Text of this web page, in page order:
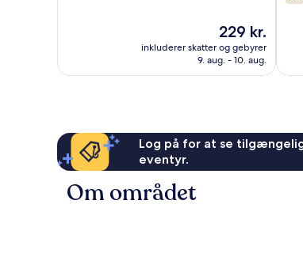
Prisen
er
229 kr.
229 kr.
inkluderer skatter og gebyrer
9. aug. - 10. aug.
Log på for at se
eventyr.
Om området